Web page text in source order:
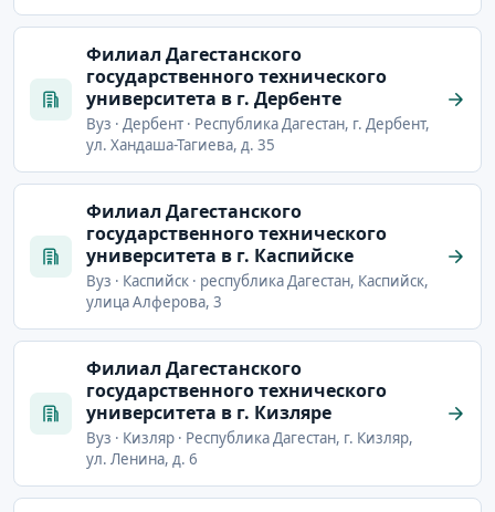
Филиал Дагестанского
государственного технического
университета в г. Дербенте
Вуз · Дербент · Республика Дагестан, г. Дербент,
ул. Хандаша-Тагиева, д. 35
Филиал Дагестанского
государственного технического
университета в г. Каспийске
Вуз · Каспийск · республика Дагестан, Каспийск,
улица Алферова, 3
Филиал Дагестанского
государственного технического
университета в г. Кизляре
Вуз · Кизляр · Республика Дагестан, г. Кизляр,
ул. Ленина, д. 6